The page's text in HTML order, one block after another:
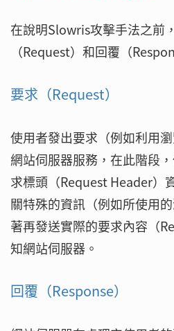
在說明Slowris攻擊手法之前
（Request）和回覆（
要求（Request）
使用者發出要求（例如利用
網站伺服器服務，在此階段
求標頭（Request Header）
關特殊的資訊（例如所使用
著再發送實際的要求內容（
知網站伺服器。
回覆（Response）